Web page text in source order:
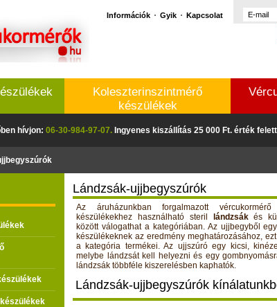
Információk Gyik Kapcsolat
Koleszterinszintmérő
készülékek
hívjon: 06-30-984-97-07. Ingyenes kiszállítás 25 000 Ft. érték
Lándzsák-ujjbegyszúrók
Az áruházunkban forgalmazott
készülékekhez használható steril
lándzsákés
között válogathat a kategóriában. Az ujjbegyből
készülékeknek az eredmény meghatározásához,
a kategória termékei. Az ujjszúró egy kicsi,
melybe lándzsát kell helyezni és egy
lándzsák többféle kiszerelésben kaphatók.
Lándzsák-ujjbegyszúrók